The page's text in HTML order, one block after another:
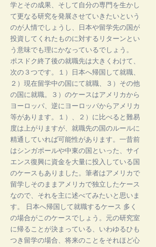
学とその成果、そして自分の専門を生かし
て更なる研究を発展させていきたいという
のが人情でしょうし、日本や留学先の国が
投資してくれたものに対するリターンとい
う意味でも理にかなっているでしょう。
ポスドク終了後の就職先は大きくわけて、
次の３つです。１）日本へ帰国して就職、
２）現在留学中の国にて就職、３）その他
の国に就職。３）のケースはアメリカから
ヨーロッパ、逆にヨーロッパからアメリカ
等があります。１）、２）に比べると難易
度は上がりますが、就職先の国のルールに
精通していれば可能性があります。一昔前
はシンガポールや中東の国といった、サイ
エンス復興に資金を大量に投入している国
のケースもありました。筆者はアメリカで
留学しそのままアメリカで独立したケース
なので、それを主に述べてみたいと思いま
す。 日本へ帰国して就職するケース 多く
の場合がこのケースでしょう。元の研究室
に帰ることが決まっている、いわゆるひも
つき留学の場合、将来のことをそれほど心